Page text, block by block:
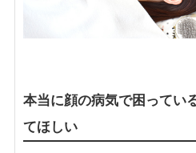
本当に顔の病気で困ってい
てほしい